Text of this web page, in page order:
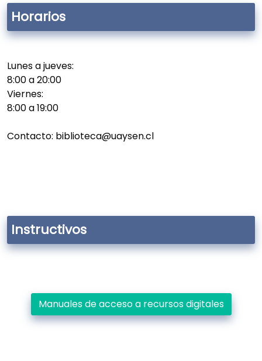
Horarios
Lunes a jueves:
8:00 a 20:00
Viernes:
8:00 a 19:00
Contacto: biblioteca@uaysen.cl
Instructivos
Manuales de acceso a recursos digitales